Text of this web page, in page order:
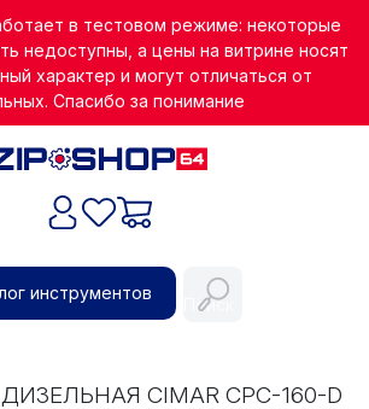
в тестовом режиме: некоторые
недоступны, а цены на витрине носят
характер и могут отличаться от
Спасибо за понимание
инструментов
Поиск
CIMAR CPC-160-D